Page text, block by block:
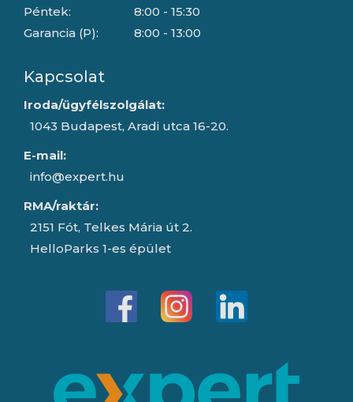
Péntek:
Garancia (P):
8:00 - 15:30
8:00 - 13:00
Kapcsolat
Iroda/ügyfélszolgálat:
1043 Budapest, Aradi utca 16-20.
E-mail:
info@expert.hu
RMA/raktár:
2151 Fót, Telkes Mária út 2.
HelloParks 1-es épület